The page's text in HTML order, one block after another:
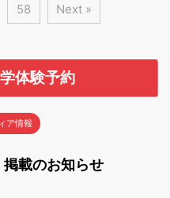
58 Next »
体験予約
ア情報
掲載のお知らせ